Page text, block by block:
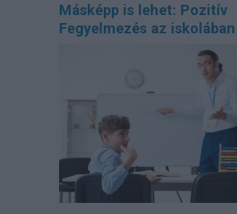
Másképp is lehet: Pozitív
Fegyelmezés az iskolában